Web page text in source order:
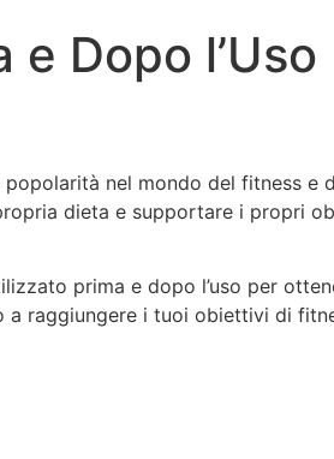
Dopo l’Uso
nel mondo del fitness e
dieta e supportare i propri
prima e dopo l’uso per
raggiungere i tuoi obiettivi di